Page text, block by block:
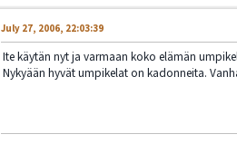
July 27, 2006, 22:03:39
Ite käytän nyt ja varmaan koko elämän
Nykyään hyvät umpikelat on kadonneita.